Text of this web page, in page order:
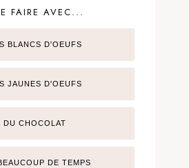
FAIRE AVEC...
BLANCS D'OEUFS
JAUNES D'OEUFS
DU CHOCOLAT
DE TEMPS